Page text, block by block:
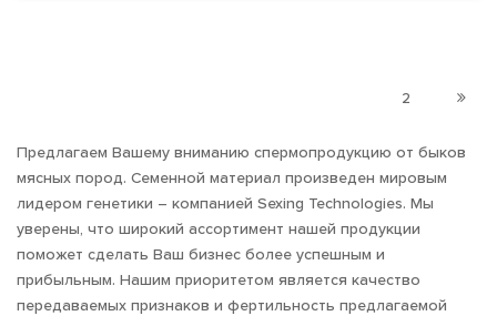
2
Предлагаем Вашему вниманию спермопродукцию от быков
мясных пород. Семенной материал произведен мировым
лидером генетики – компанией Sexing Technologies. Мы
уверены, что широкий ассортимент нашей продукции
поможет сделать Ваш бизнес более успешным и
прибыльным. Нашим приоритетом является качество
передаваемых признаков и фертильность предлагаемой